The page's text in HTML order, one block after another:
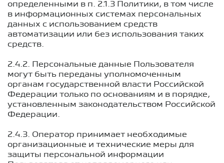
определенными в п. 2.1.3 Политики, в том числе
в информационных системах персональных
данных с использованием средств
автоматизации или без использования таких
средств.
2.4.2. Персональные данные Пользователя
могут быть переданы уполномоченным
органам государственной власти Российской
Федерации только по основаниям и в порядке,
установленным законодательством Российской
Федерации.
2.4.3. Оператор принимает необходимые
организационные и технические меры для
защиты персональной информации